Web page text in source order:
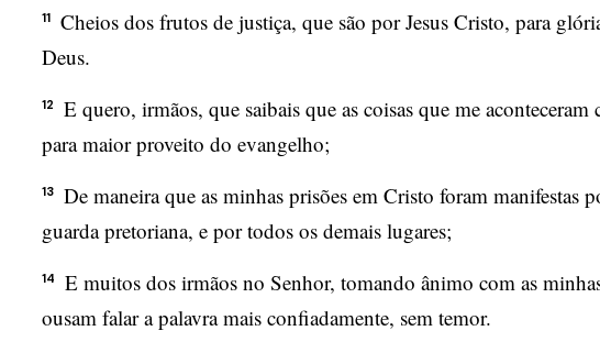
11
Cheios dos frutos de justiça, que são por Jesus Cristo, para
Deus.
12
E quero, irmãos, que saibais que as coisas que me
para maior proveito do evangelho;
13
De maneira que as minhas prisões em Cristo foram manifestas
guarda pretoriana, e por todos os demais lugares;
14
E muitos dos irmãos no Senhor, tomando ânimo com as
ousam falar a palavra mais confiadamente, sem temor.